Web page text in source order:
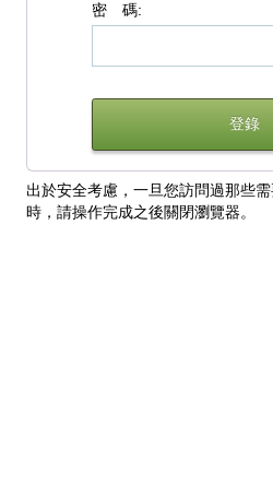
密 碼:
出於安全考慮，一旦您訪問過那些
時，請操作完成之後關閉瀏覽器。